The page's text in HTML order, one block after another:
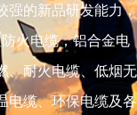
强的新品研发能力，
火电缆，铝合金电
、耐火电缆、低烟无
电缆、环保电缆及各